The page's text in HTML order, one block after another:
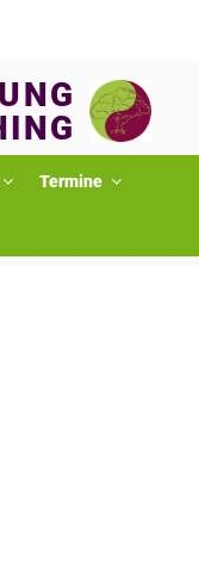
Termine